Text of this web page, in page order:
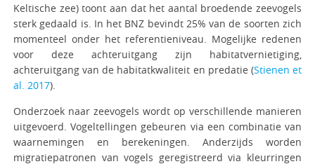
Keltische zee) toont aan dat het aantal broedende zeevogels
sterk gedaald is. In het BNZ bevindt 25% van de soorten zich
momenteel onder het referentieniveau. Mogelijke redenen
voor deze achteruitgang zijn habitatvernietiging,
achteruitgang van de habitatkwaliteit en predatie (Stienen et
al. 2017).
Onderzoek naar zeevogels wordt op verschillende manieren
uitgevoerd. Vogeltellingen gebeuren via een combinatie van
waarnemingen en berekeningen. Anderzijds worden
migratiepatronen van vogels geregistreerd via kleurringen